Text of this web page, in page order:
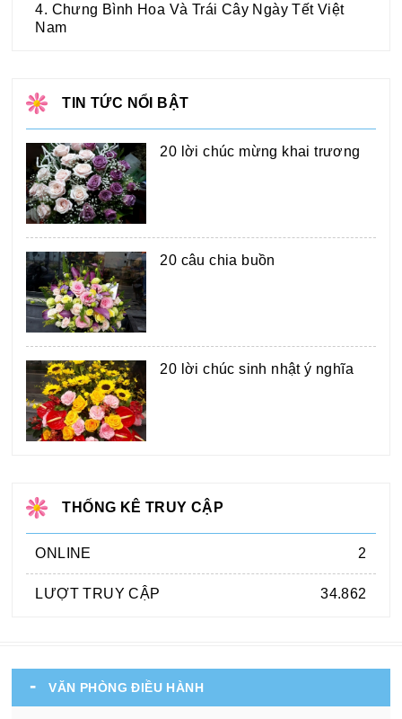
4. Chưng Bình Hoa Và Trái Cây Ngày Tết Việt
Nam
TIN TỨC NỔI BẬT
20 lời chúc mừng khai trương
20 câu chia buồn
20 lời chúc sinh nhật ý nghĩa
THỐNG KÊ TRUY CẬP
ONLINE 2
LƯỢT TRUY CẬP 34.862
VĂN PHÒNG ĐIỀU HÀNH